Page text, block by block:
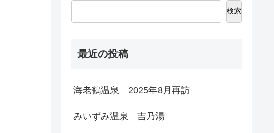
検索
最近の投稿
海老鶴温泉 2025年8月再訪
みいずみ温泉 吉乃湯